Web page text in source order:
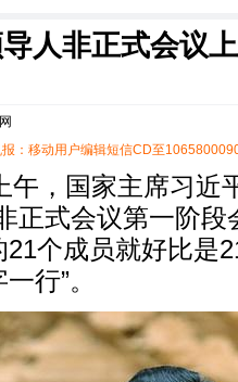
人非正式会议
：移动用户编辑短信CD至
午，国家主席习近
正式会议第一阶
个成员就好比是
行”。